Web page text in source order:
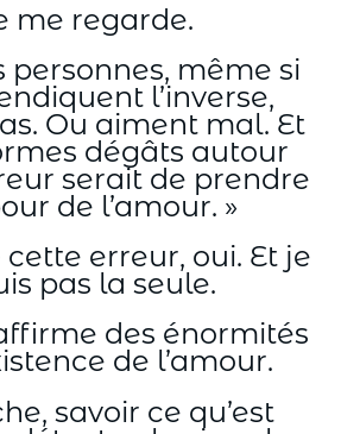
me regarde.
personnes, même si
l’inverse,
Ou aiment mal. Et
dégâts autour
serait de prendre
de l’amour. »
cette erreur, oui. Et je
pas la seule.
des énormités
de l’amour.
savoir ce qu’est